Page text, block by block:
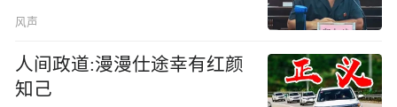
风声
人间政道:漫漫仕途幸有红颜
知己